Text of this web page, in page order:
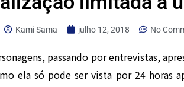
Kami Sama julho 12, 2018 No
passando por entrevistas,
ela só pode ser vista por 24 horas